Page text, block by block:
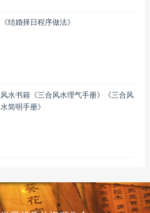
《结婚择日程序做法》
风水书籍《三合风水理气手册》《三合风
水简明手册》